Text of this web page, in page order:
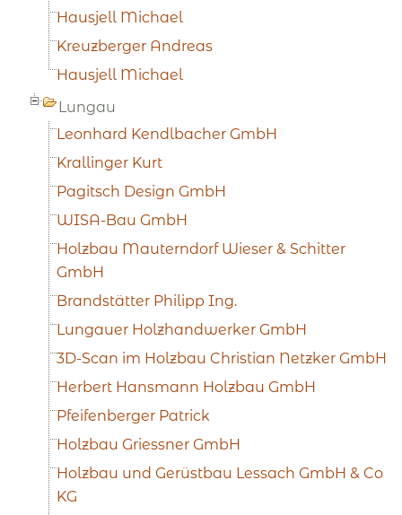
Hausjell Michael
Kreuzberger Andreas
Hausjell Michael
Lungau
Leonhard Kendlbacher GmbH
Krallinger Kurt
Pagitsch Design GmbH
WISA-Bau GmbH
Holzbau Mauterndorf Wieser & Schitter
GmbH
Brandstätter Philipp Ing.
Lungauer Holzhandwerker GmbH
3D-Scan im Holzbau Christian Netzker GmbH
Herbert Hansmann Holzbau GmbH
Pfeifenberger Patrick
Holzbau Griessner GmbH
Holzbau und Gerüstbau Lessach GmbH & Co
KG